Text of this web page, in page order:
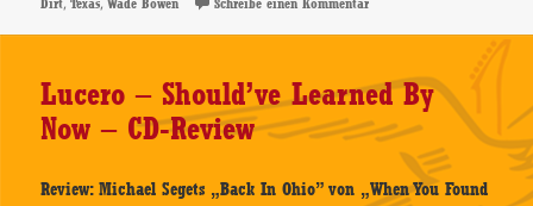
–
CD-
Dirt Texas Wade Bowen Schreibe einen Kommentar
Lucero – Should’ve Learned By
Now – CD-Review
Review: Michael Segets „Back In Ohio” von „When You Found